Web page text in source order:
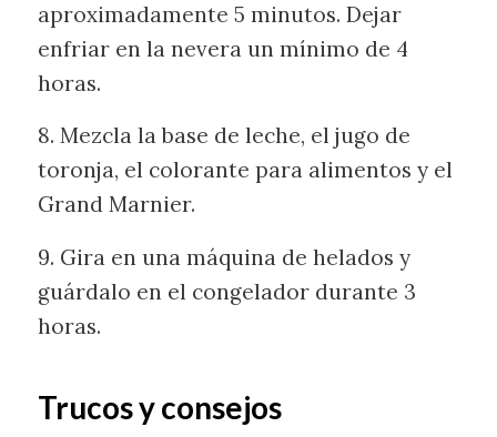
aproximadamente 5 minutos. Dejar
enfriar en la nevera un mínimo de 4
horas.
8. Mezcla la base de leche, el jugo de
toronja, el colorante para alimentos y el
Grand Marnier.
9. Gira en una máquina de helados y
guárdalo en el congelador durante 3
horas.
Trucos y consejos